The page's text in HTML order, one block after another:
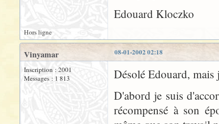
Edouard Kloczko
Hors ligne
08-01-2002 02:18
Vinyamar
Inscription : 2001
Messages : 1 813
Désolé Edouard, mais
D'abord je suis
récompensé à son